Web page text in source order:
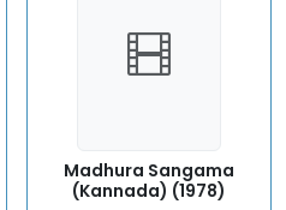
Madhura Sangama
(Kannada) (1978)